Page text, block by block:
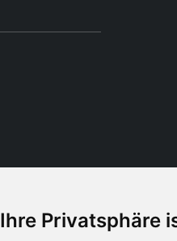
Ihre Privatsphäre